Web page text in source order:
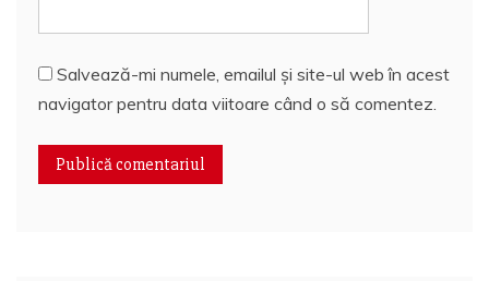
Salvează-mi numele, emailul și site-ul web în acest
navigator pentru data viitoare când o să comentez.